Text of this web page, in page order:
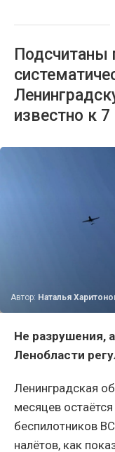
Подсчитаны
известно к 7
Автор: Наталья
Не разрушения,
Ленобласти
Ленинградская
месяцев
беспилотников
налётов, как